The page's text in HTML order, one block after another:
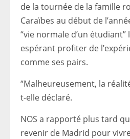
de la tournée de la famille
Caraïbes au début de
“vie normale d’un
espérant profiter de
comme ses pairs.
“Malheureusement, la
t-elle déclaré.
NOS a rapporté plus tard
revenir de Madrid pour